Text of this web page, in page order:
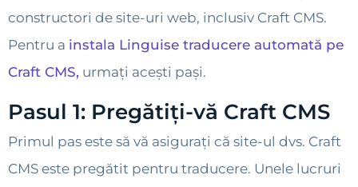
constructori de site-uri web, inclusiv Craft CMS.
Pentru a instala Linguise traducere automată pe
Craft CMS, urmați acești pași.
Pasul 1: Pregătiți-vă Craft CMS
Primul pas este să vă asigurați că site-ul dvs. Craft
CMS este pregătit pentru traducere. Unele lucruri